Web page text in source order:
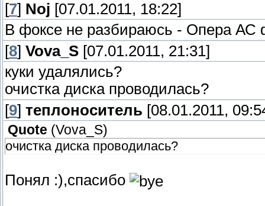
[7] Noj [07.01.2011, 18:22]
В фоксе не разбираюсь - Опера АС
[8] Vova_S [07.01.2011, 21:31]
куки удалялись?
очистка диска проводилась?
[9] теплоноситель [08.01.2011,
Quote (Vova_S)
очистка диска проводилась?
Понял :),спасибо